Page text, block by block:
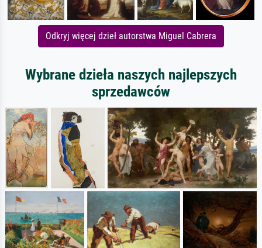
Odkryj więcej dzieł autorstwa Miguel Cabrera
Wybrane dzieła naszych najlepszych
sprzedawców